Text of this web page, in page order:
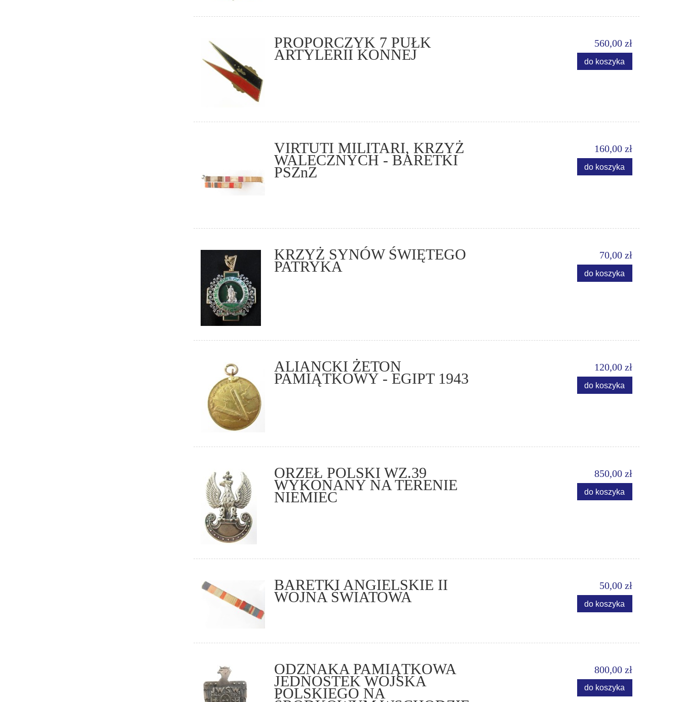
PROPORCZYK 7 PUŁK
ARTYLERII KONNEJ
560,00 zł
do koszyka
VIRTUTI MILITARI, KRZYŻ
WALECZNYCH - BARETKI
PSZnZ
160,00 zł
do koszyka
KRZYŻ SYNÓW ŚWIĘTEGO
PATRYKA
70,00 zł
do koszyka
ALIANCKI ŻETON
PAMIĄTKOWY - EGIPT 1943
120,00 zł
do koszyka
ORZEŁ POLSKI WZ.39
WYKONANY NA TERENIE
NIEMIEC
850,00 zł
do koszyka
BARETKI ANGIELSKIE II
WOJNA ŚWIATOWA
50,00 zł
do koszyka
ODZNAKA PAMIĄTKOWA
JEDNOSTEK WOJSKA
POLSKIEGO NA
800,00 zł
do koszyka